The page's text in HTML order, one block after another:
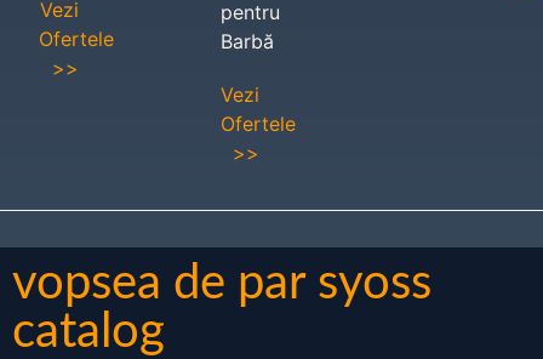
Vezi
Ofertele
>>
pentru
Barbă
Vezi
Ofertele
>>
vopsea de par syoss
catalog